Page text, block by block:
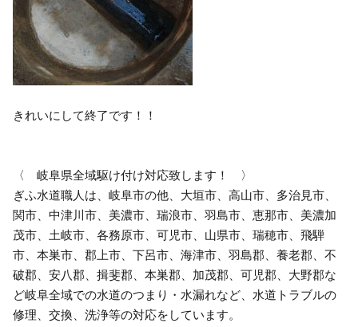
きれいにして終了です！！
〈 岐阜県全域駆け付け対応致します！ 〉
ぎふ水道職人は、岐阜市の他、大垣市、高山市、多治見市、
関市、中津川市、美濃市、瑞浪市、羽島市、恵那市、美濃加
茂市、土岐市、各務原市、可児市、山県市、瑞穂市、飛騨
市、本巣市、郡上市、下呂市、海津市、羽島郡、養老郡、不
破郡、安八郡、揖斐郡、本巣郡、加茂郡、可児郡、大野郡な
ど岐阜全域での水道のつまり・水漏れなど、水道トラブルの
修理、交換、洗浄等の対応をしています。